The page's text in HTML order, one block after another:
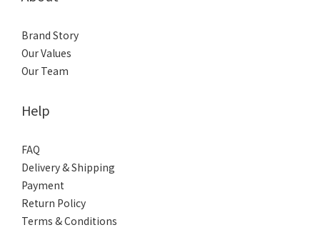
Brand Story
Our Values
Our Team
Help
FAQ
Delivery & Shipping
Payment
Return Policy
Terms & Conditions